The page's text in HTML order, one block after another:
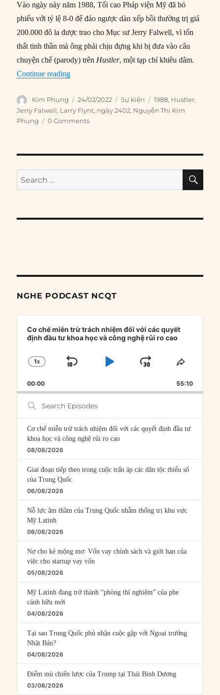
Vào ngày này năm 1988, Tối cao Pháp viện Mỹ đã bỏ
phiếu với tỷ lệ 8-0 để đảo ngược dàn xếp bồi thường trị giá
200.000 đô la được trao cho Mục sư Jerry Falwell, vì tổn
thất tinh thần mà ông phải chịu đựng khi bị đưa vào câu
chuyện chế (parody) trênHustler, một tạp chí khiêu dâm.
Continue reading“24/02/1988: Tối cao Pháp viện bảo vệ quyền
Author
Kim Phụng
Posted
on
24/02/2022 Categories
Sự kiện Tags
1988, Hustler,
Jerry Falwell, Larry Flynt, ngày 2402, Nguyễn Thị Kim
Phụng
0 Comments
Search
for:
NGHE PODCAST NCQT
Audio
Player
Cơ chế miễn trừ trách nhiệm đối với các quyết
định đầu tư khoa học và công nghệ rủi ro cao
CHANGE
RATE
1X
SKIP
PLAYJUMP
FORWARD
SHARE
00:00 55:10
Search
Episodes
Cơ chế miễn trừ trách nhiệm đối với các quyết định đầu tư
khoa học và công nghệ rủi ro cao
08/08/2026
Giai đoạn tiếp theo trong cuộc trấn áp các dân tộc thiểu số
của Trung Quốc
06/08/2026
Nỗ lực âm thầm của Trung Quốc nhằm thống trị khu vực
Mỹ Latinh
06/08/2026
Nợ cho kẻ mộng mơ: Vốn vay chính sách và giới hạn của
việc cho startup vay vốn
05/08/2026
Mỹ Latinh đang trở thành “phòng thí nghiệm” của phe
cánh hữu mới
04/08/2026
Tại sao Trung Quốc phủ nhận cuộc gặp với Ngoại trưởng
Nhật Bản?
04/08/2026
Điểm mù chiến lược của Trump tại Thái Bình Dương
03/08/2026